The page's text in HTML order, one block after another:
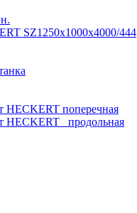
SZ1250x1000x4000/444
HECKERT поперечная
HECKERT _продольная